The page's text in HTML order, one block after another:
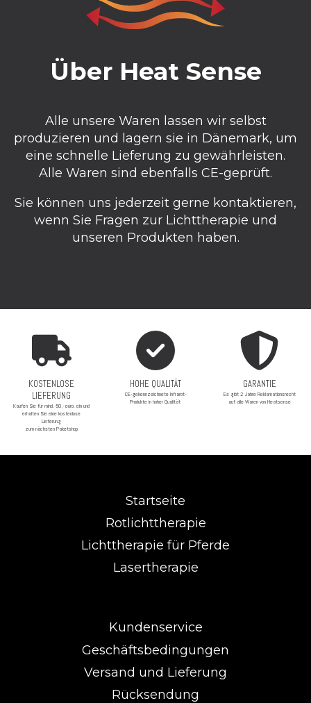
Über Heat Sense
Alle unsere Waren lassen wir selbst
produzieren und lagern sie in Dänemark, um
eine schnelle Lieferung zu gewährleisten.
Alle Waren sind ebenfalls CE-geprüft.
Sie können uns jederzeit gerne kontaktieren,
wenn Sie Fragen zur Lichttherapie und
unseren Produkten haben.
KOSTENLOSE
LIEFERUNG
Kaufen Sie für mind. 50,- euro. ein und
erhalten Sie eine kostenlose
Lieferung
zum nächsten Paketshop
HOHE QUALITÄT
CE-gekennzeichnete Infrarot-
Produkte in hoher Qualität
GARANTIE
Es gibt 2 Jahre Reklamationsrecht
auf alle Waren von Heatsense
Startseite
Rotlichttherapie
Lichttherapie für Pferde
Lasertherapie
Kundenservice
Geschäftsbedingungen
Versand und Lieferung
Rücksendung